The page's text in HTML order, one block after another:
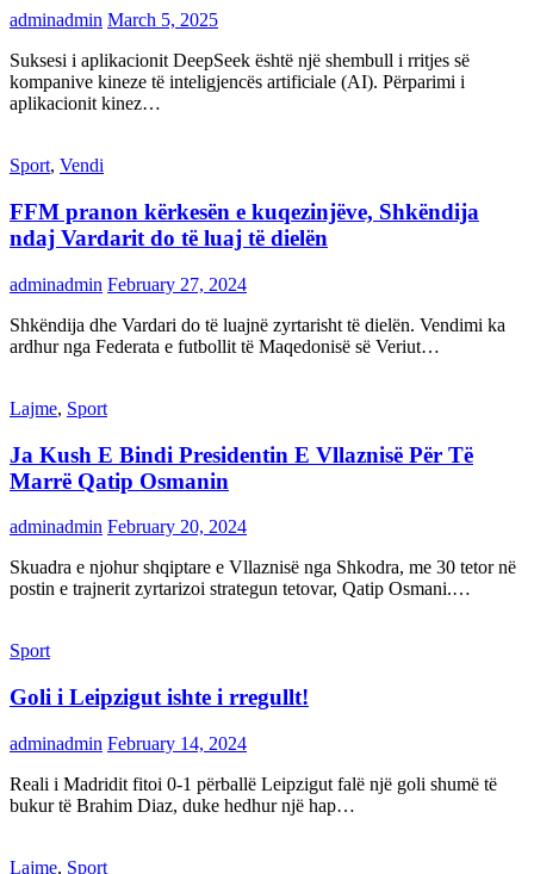
adminadmin March 5, 2025
Suksesi i aplikacionit DeepSeek është një shembull i rritjes së
kompanive kineze të inteligjencës artificiale (AI). Përparimi i
aplikacionit kinez…
Sport, Vendi
FFM pranon kërkesën e kuqezinjëve, Shkëndija
ndaj Vardarit do të luaj të dielën
adminadmin February 27, 2024
Shkëndija dhe Vardari do të luajnë zyrtarisht të dielën. Vendimi ka
ardhur nga Federata e futbollit të Maqedonisë së Veriut…
Lajme, Sport
Ja Kush E Bindi Presidentin E Vllaznisë Për Të
Marrë Qatip Osmanin
adminadmin February 20, 2024
Skuadra e njohur shqiptare e Vllaznisë nga Shkodra, me 30 tetor në
postin e trajnerit zyrtarizoi strategun tetovar, Qatip Osmani.…
Sport
Goli i Leipzigut ishte i rregullt!
adminadmin February 14, 2024
Reali i Madridit fitoi 0-1 përballë Leipzigut falë një goli shumë të
bukur të Brahim Diaz, duke hedhur një hap…
Lajme, Sport